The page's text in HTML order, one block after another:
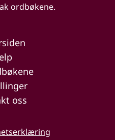
ordbøkene.
oss